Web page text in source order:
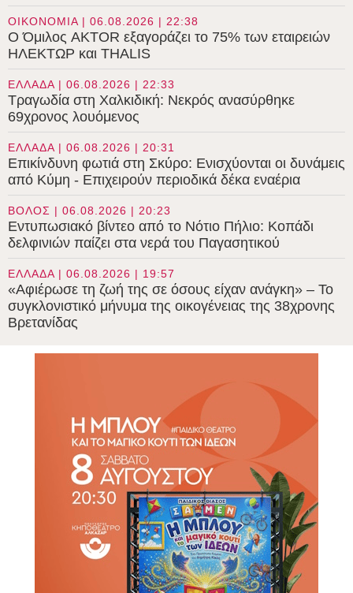
ΟΙΚΟΝΟΜΙΑ | 06.08.2026 | 22:38
Ο Όμιλος AKTOR εξαγοράζει το 75% των εταιρειών
ΗΛΕΚΤΩΡ και THALIS
ΕΛΛΑΔΑ | 06.08.2026 | 22:33
Τραγωδία στη Χαλκιδική: Νεκρός ανασύρθηκε
69χρονος λουόμενος
ΕΛΛΑΔΑ | 06.08.2026 | 20:31
Επικίνδυνη φωτιά στη Σκύρο: Ενισχύονται οι δυνάμεις
από Κύμη - Επιχειρούν περιοδικά δέκα εναέρια
ΒΟΛΟΣ | 06.08.2026 | 20:23
Εντυπωσιακό βίντεο από το Νότιο Πήλιο: Κοπάδι
δελφινιών παίζει στα νερά του Παγασητικού
ΕΛΛΑΔΑ | 06.08.2026 | 19:57
«Αφιέρωσε τη ζωή της σε όσους είχαν ανάγκη» – Το
συγκλονιστικό μήνυμα της οικογένειας της 38χρονης
Βρετανίδας